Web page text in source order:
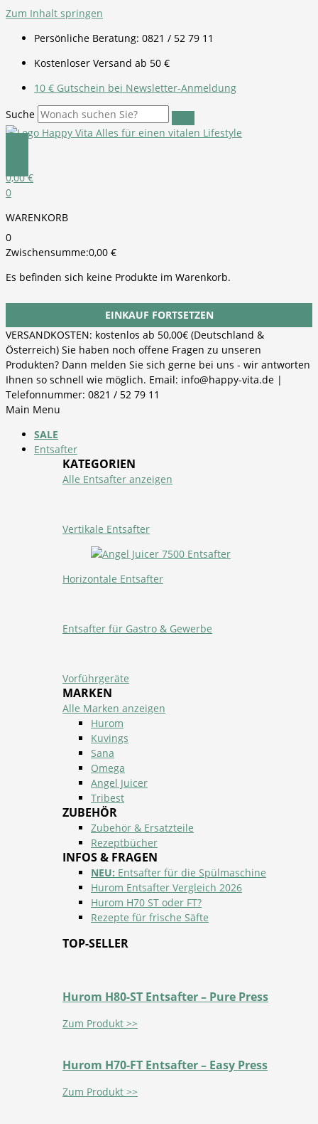
Zum Inhalt springen
Persönliche Beratung: 0821 / 52 79 11
Kostenloser Versand ab 50 €
10 € Gutschein bei Newsletter-Anmeldung
Suche
0,00€
0
WARENKORB
0
Zwischensumme:0,00 €
Es befinden sich keine Produkte im Warenkorb.
EINKAUF FORTSETZEN
VERSANDKOSTEN: kostenlos ab 50,00€ (Deutschland &
Österreich) Sie haben noch offene Fragen zu unseren
Produkten? Dann melden Sie sich gerne bei uns - wir antworten
Ihnen so schnell wie möglich. Email: info@happy-vita.de |
Telefonnummer: 0821 / 52 79 11
Main Menu
SALE
Entsafter
KATEGORIEN
Alle Entsafter anzeigen
Vertikale Entsafter
Horizontale Entsafter
Entsafter für Gastro & Gewerbe
Vorführgeräte
MARKEN
Alle Marken anzeigen
Hurom
Kuvings
Sana
Omega
Angel Juicer
Tribest
ZUBEHÖR
Zubehör & Ersatzteile
Rezeptbücher
INFOS & FRAGEN
NEU: Entsafter für die Spülmaschine
Hurom Entsafter Vergleich 2026
Hurom H70 ST oder FT?
Rezepte für frische Säfte
TOP-SELLER
Hurom H80-ST Entsafter – Pure Press
Zum Produkt >>
Hurom H70-FT Entsafter – Easy Press
Zum Produkt >>